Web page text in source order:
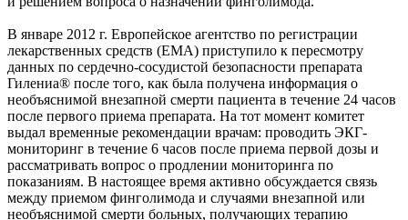
В январе 2012 г. Европейское агентство по регистрации
лекарственных средств (EMA) приступило к пересмотру
данных по сердечно-сосудистой безопасности препарата
Гилениа® после того, как была получена информация о
необъяснимой внезапной смерти пациента в течение 24 часов
после первого приема препарата. На тот момент комитет
выдал временные рекомендации врачам: проводить ЭКГ-
мониторинг в течение 6 часов после приема первой дозы и
рассматривать вопрос о продлении мониторинга по
показаниям. В настоящее время активно обсуждается связь
между приемом финголимода и случаями внезапной или
необъяснимой смерти больных, получающих терапию